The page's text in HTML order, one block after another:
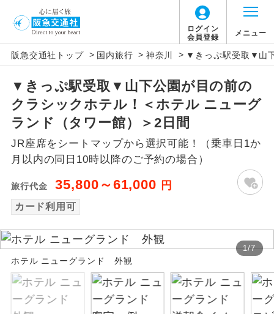
ログイン
会員登録
メニュー
阪急交通社トップ > 国内旅行 > 神奈川 > ▼きっぷ駅受取▼山
▼きっぷ駅受取▼山下公園が目の前の
クラシックホテル！＜ホテル ニューグ
ランド（タワー館）＞2日間
JR座席をシートマップから選択可能！（乗車日1か
月以内の同日10時以降のご予約の場合）
旅行代金 35,800～61,000 円
カード利用可
1/7
ホテル ニューグランド 外観
アイコン 説明
添乗員同行
往路出発空港（駅）から復路到着空港
（駅）まで同行します。
現地添乗員同
行
現地到着空港（駅）から最終日出発空港
（駅）まで添乗員が同行します。
バスガイド乗
務
バスガイドが乗務し、車内での観光案内
があります。
世界遺産
ユネスコに登録されている文化遺産や自
然遺産を訪ねるコースです。
絶景 絶景スポットに立ち寄るコースです。